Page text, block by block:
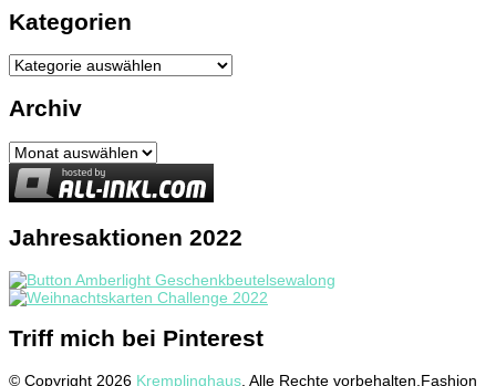
Kategorien
Kategorien
Archiv
Archiv
Jahresaktionen 2022
Triff mich bei Pinterest
© Copyright 2026 Kremplinghaus . Alle Rechte vorbehalten. Fashion